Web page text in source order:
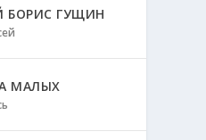
БОРИС ГУЩИН
МАЛЫХ